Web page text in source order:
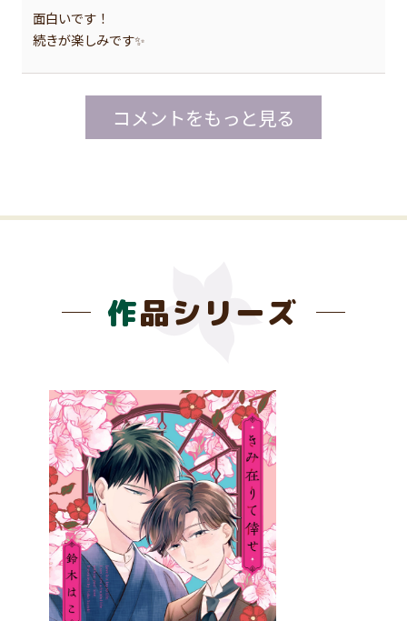
面白いです！
続きが楽しみです✨
コメントをもっと見る
作品シリーズ